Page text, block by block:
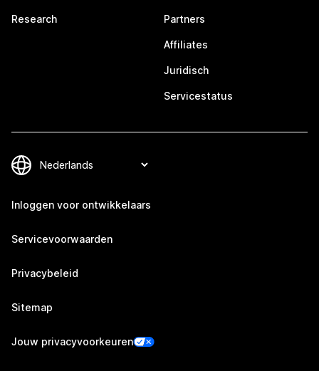
Research Partners
Affiliates
Juridisch
Servicestatus
Inloggen voor ontwikkelaars
Servicevoorwaarden
Privacybeleid
Sitemap
Jouw privacyvoorkeuren